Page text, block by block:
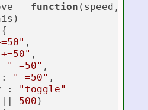
=
function ( speed, fn
,
,
"-=50" ,
"-=50" ,
:
"toggle"
500 )